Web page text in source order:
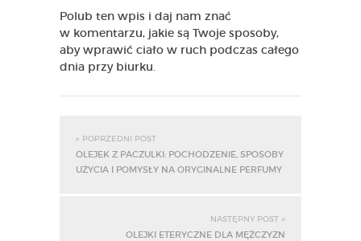
Polub ten wpis i daj nam znać
w komentarzu, jakie są Twoje sposoby,
aby wprawić ciało w ruch podczas całego
dnia przy biurku.
« POPRZEDNI POST
OLEJEK Z PACZULKI: POCHODZENIE, SPOSOBY
UŻYCIA I POMYSŁY NA ORYGINALNE PERFUMY
NASTĘPNY POST »
OLEJKI ETERYCZNE DLA MĘŻCZYZN